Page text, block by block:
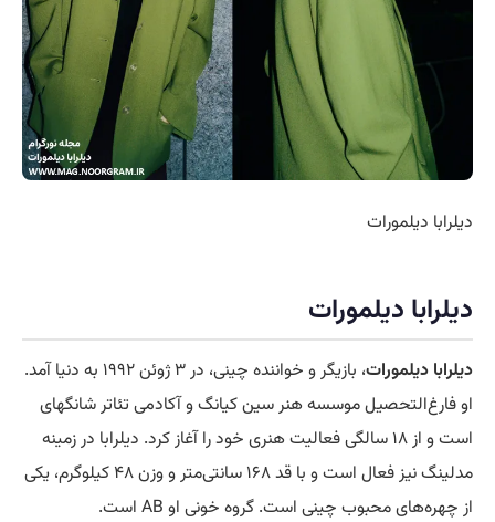
دیلرابا دیلمورات
دیلرابا دیلمورات
دیلرابا دیلمورات
، بازیگر و خواننده چینی، در ۳ ژوئن ۱۹۹۲ به دنیا آمد.
او فارغ‌التحصیل موسسه هنر سین کیانگ و آکادمی تئاتر شانگهای
است و از ۱۸ سالگی فعالیت هنری خود را آغاز کرد. دیلرابا در زمینه
مدلینگ نیز فعال است و با قد ۱۶۸ سانتی‌متر و وزن ۴۸ کیلوگرم، یکی
از چهره‌های محبوب چینی است. گروه خونی او AB است.